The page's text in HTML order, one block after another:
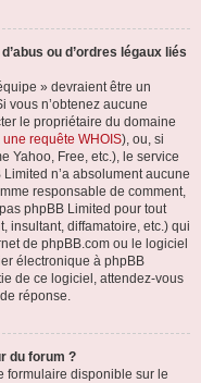
ou d’ordres légaux liés
» devraient être un
vous n’obtenez aucune
le propriétaire du domaine
une requête WHOIS), ou, si
Yahoo, Free, etc.), le service
n’a absolument aucune
responsable de comment,
phpBB Limited pour tout
insultant, diffamatoire, etc.) qui
de phpBB.com ou le logiciel
électronique à phpBB
de ce logiciel, attendez-vous
réponse.
du forum ?
formulaire disponible sur le